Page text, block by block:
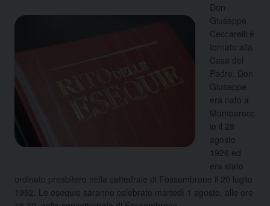
Don
Giuseppe
Ceccarelli è
tornato alla
Casa del
Padre. Don
Giuseppe
era nato a
Mombarocc
io il 28
agosto
1926 ed
era stato
ordinato presbitero nella cattedrale di Fossombrone il 20 luglio
1952. Le esequie saranno celebrate martedì 1 agosto, alle ore